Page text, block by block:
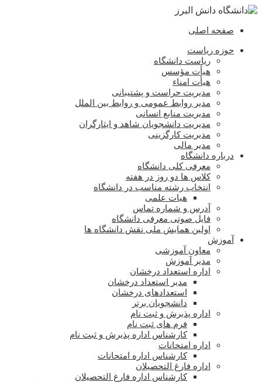
صفحه اصلی
حوزه ریاست
ریاست دانشگاه
هیأت مؤسس
هیأت امناء
مدیریت حراست و پشتیبانی
مدیر روابط عمومی و روابط بین الملل
مدیریت منابع انسانی
مدیریت دانشجویان شاهد و ایثارگران
مدیریت کارگزینی
مدیر مالی
درباره دانشگاه
معرفی کلی دانشگاه
کلاس ها دو روز در هفته
انتخاب رشته مناسب در دانشگاه
هیات علمی
آدرس و شماره تماس
فایل صوتی معرفی دانشگاه
اولین همایش ملی نقش دانشگاه ها
آموزش
معاون آموزشی
مدیر آموزش
اداره استعداد درخشان
مدیر استعداد درخشان
استعدادهای درخشان
دانشجویان برتر
اداره پذیرش و ثبت نام
فرم های ثبت نام
کارشناس اداره پذیرش و ثبت نام
اداره امتحانات
کارشناس اداره امتحانات
اداره فارغ التحصیلان
کارشناس اداره فارغ التحصیلان